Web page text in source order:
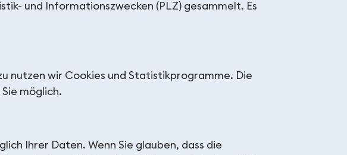
und Informationszwecken (PLZ) gesammelt. Es
nutzen wir Cookies und Statistikprogramme. Die
möglich.
Ihrer Daten. Wenn Sie glauben, dass die